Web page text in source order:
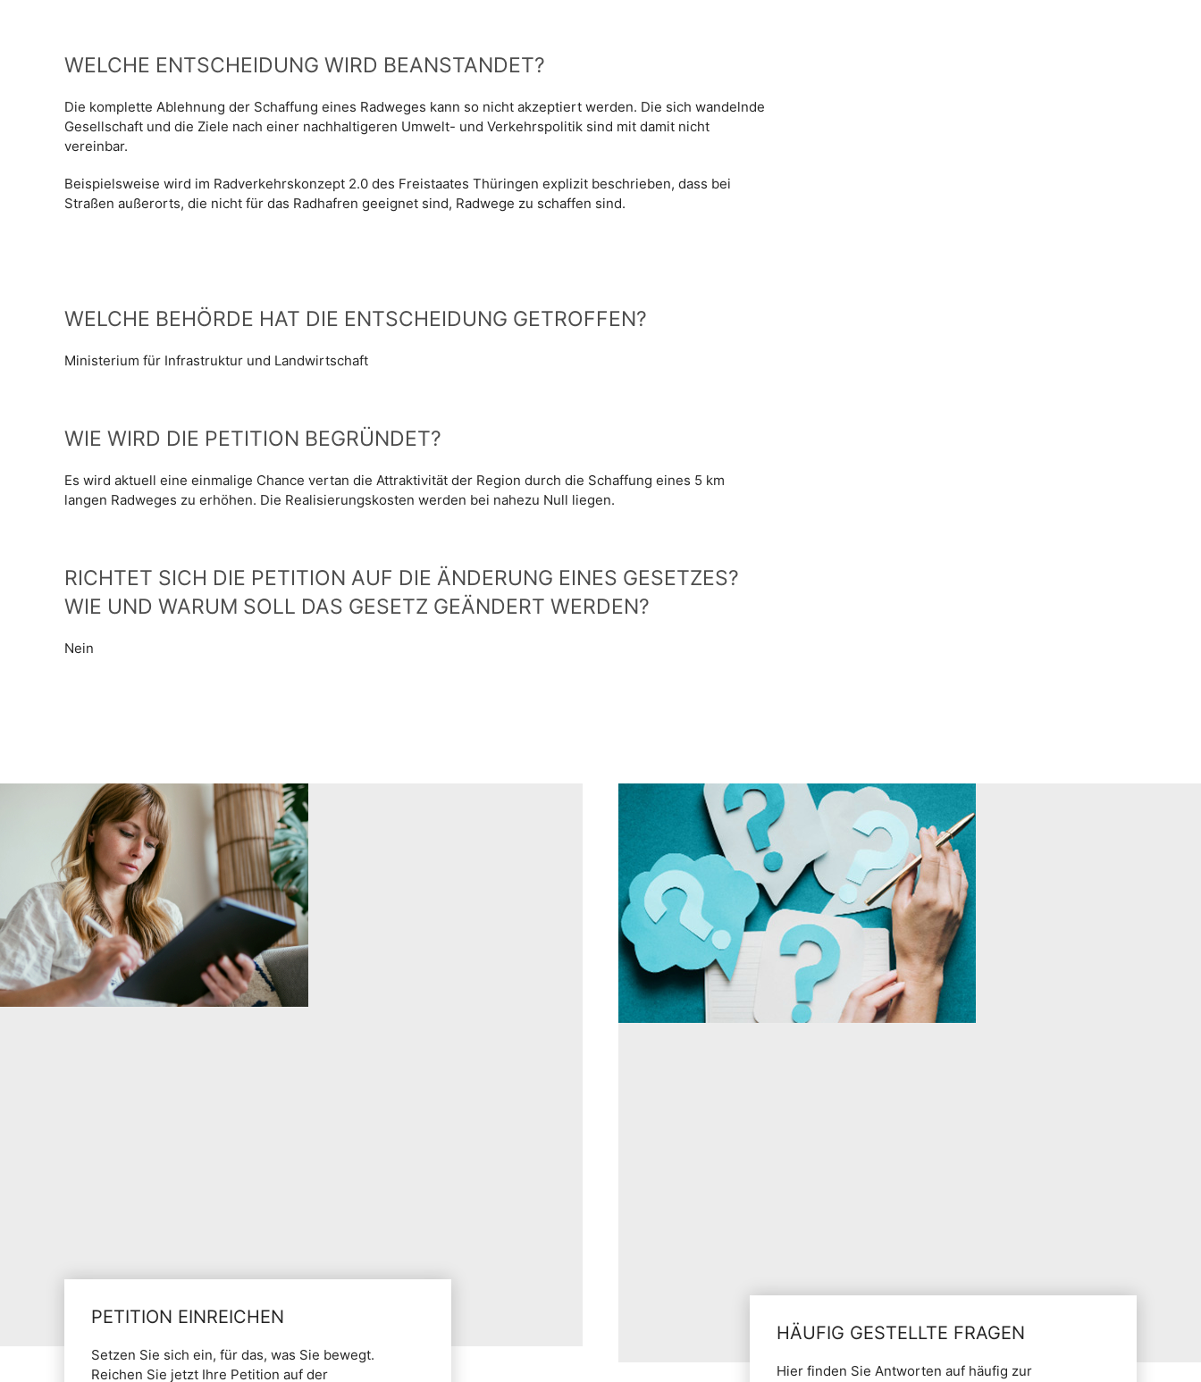
WELCHE ENTSCHEIDUNG WIRD BEANSTANDET?
Die komplette Ablehnung der Schaffung eines Radweges kann so nicht akzeptiert werden. Die sich wandelnde
Gesellschaft und die Ziele nach einer nachhaltigeren Umwelt- und Verkehrspolitik sind mit damit nicht
vereinbar.
Beispielsweise wird im Radverkehrskonzept 2.0 des Freistaates Thüringen explizit beschrieben, dass bei
Straßen außerorts, die nicht für das Radhafren geeignet sind, Radwege zu schaffen sind.
WELCHE BEHÖRDE HAT DIE ENTSCHEIDUNG GETROFFEN?
Ministerium für Infrastruktur und Landwirtschaft
WIE WIRD DIE PETITION BEGRÜNDET?
Es wird aktuell eine einmalige Chance vertan die Attraktivität der Region durch die Schaffung eines 5 km
langen Radweges zu erhöhen. Die Realisierungskosten werden bei nahezu Null liegen.
RICHTET SICH DIE PETITION AUF DIE ÄNDERUNG EINES GESETZES?
WIE UND WARUM SOLL DAS GESETZ GEÄNDERT WERDEN?
Nein
PETITION EINREICHEN
Setzen Sie sich ein, für das, was Sie bewegt.
Reichen Sie jetzt Ihre Petition auf der
HÄUFIG GESTELLTE FRAGEN
Hier finden Sie Antworten auf häufig zur